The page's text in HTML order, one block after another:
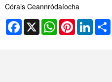
Córais Ceannródaíocha
Facebook
X WhatsAppPinterest